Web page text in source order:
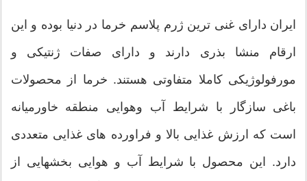
ایران دارای غنی ترین ژرم پلاسم خرما در دنیا بوده و این
ارقام منشا بذری دارند و دارای صفات ژنتیکی و
مورفولوژیکی کاملا متفاوتی هستند. خرما از محصولات
باغی سازگار با شرایط آب وهوایی منطقه خاورمیانه
است که ارزش غذایی بالا و فراورده های غذایی متعددی
دارد. این محصول با شرایط آب و هوایی بخشهایی از